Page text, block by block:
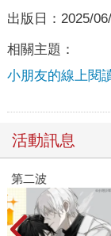
出版日： 2025/
相關主題：
小朋友的線上閱
活動訊息
金石堂2026海外